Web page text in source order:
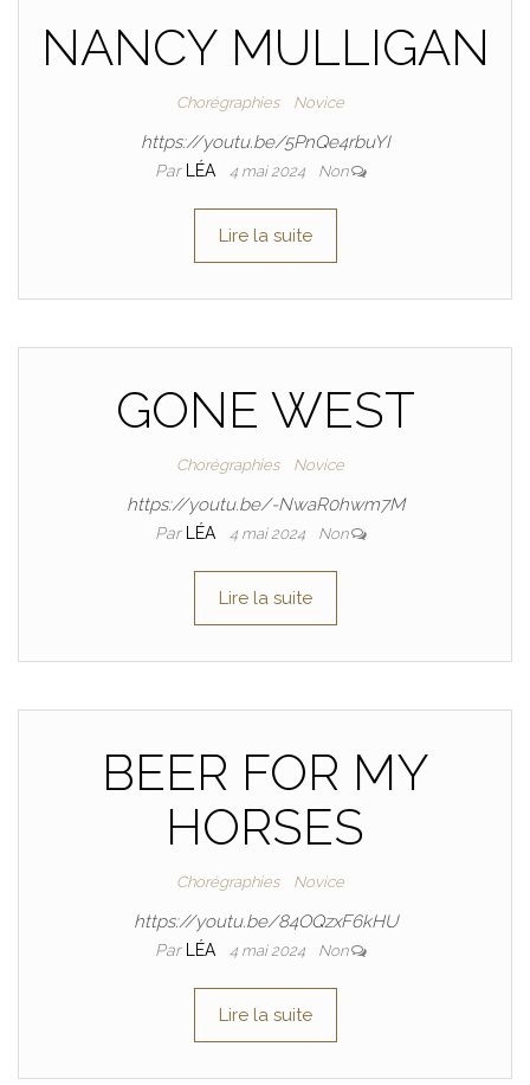
NANCY MULLIGAN
Chorégraphies Novice
https://youtu.be/5PnQe4rbuYI
Par LÉA 4 mai 2024 Non
Lire la suite
GONE WEST
Chorégraphies Novice
https://youtu.be/-NwaR0hwm7M
Par LÉA 4 mai 2024 Non
Lire la suite
BEER FOR MY
HORSES
Chorégraphies Novice
https://youtu.be/84OQzxF6kHU
Par LÉA 4 mai 2024 Non
Lire la suite